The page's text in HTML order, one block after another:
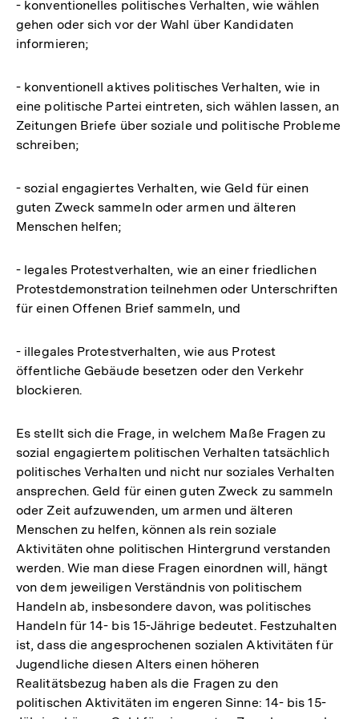
- konventionelles politisches Verhalten, wie wählen
gehen oder sich vor der Wahl über Kandidaten
informieren;
- konventionell aktives politisches Verhalten, wie in
eine politische Partei eintreten, sich wählen lassen, an
Zeitungen Briefe über soziale und politische Probleme
schreiben;
- sozial engagiertes Verhalten, wie Geld für einen
guten Zweck sammeln oder armen und älteren
Menschen helfen;
- legales Protestverhalten, wie an einer friedlichen
Protestdemonstration teilnehmen oder Unterschriften
für einen Offenen Brief sammeln, und
- illegales Protestverhalten, wie aus Protest
öffentliche Gebäude besetzen oder den Verkehr
blockieren.
Es stellt sich die Frage, in welchem Maße Fragen zu
sozial engagiertem politischen Verhalten tatsächlich
politisches Verhalten und nicht nur soziales Verhalten
ansprechen. Geld für einen guten Zweck zu sammeln
oder Zeit aufzuwenden, um armen und älteren
Menschen zu helfen, können als rein soziale
Aktivitäten ohne politischen Hintergrund verstanden
werden. Wie man diese Fragen einordnen will, hängt
von dem jeweiligen Verständnis von politischem
Handeln ab, insbesondere davon, was politisches
Handeln für 14- bis 15-Jährige bedeutet. Festzuhalten
ist, dass die angesprochenen sozialen Aktivitäten für
Jugendliche diesen Alters einen höheren
Realitätsbezug haben als die Fragen zu den
politischen Aktivitäten im engeren Sinne: 14- bis 15-